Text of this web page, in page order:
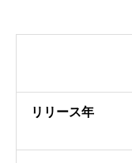
リリース年